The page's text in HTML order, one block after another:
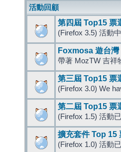
活動回顧
第四屆 Top15 票
(Firefox 3.5) 活動
Foxmosa 遊台灣
帶著 MozTW 吉祥
第三屆 Top15 票
(Firefox 3.0) We
第二屆 Top15 票
(Firefox 1.5) 活動
擴充套件 Top 15
(Firefox 1.0) 活動